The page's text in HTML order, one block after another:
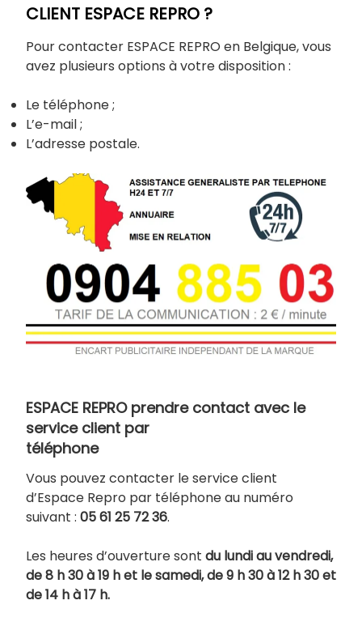
CLIENT ESPACE REPRO ?
Pour contacter ESPACE REPRO en Belgique, vous
avez plusieurs options à votre disposition :
Le téléphone ;
L’e-mail ;
L’adresse postale.
ESPACE REPRO prendre contact avec le
service client par
téléphone
Vous pouvez contacter le service client
d’Espace Repro par téléphone au numéro
suivant : 05 61 25 72 36.
Les heures d’ouverture sont du lundi au vendredi,
de 8 h 30 à 19 h et le samedi, de 9 h 30 à 12 h 30 et
de 14 h à 17 h.